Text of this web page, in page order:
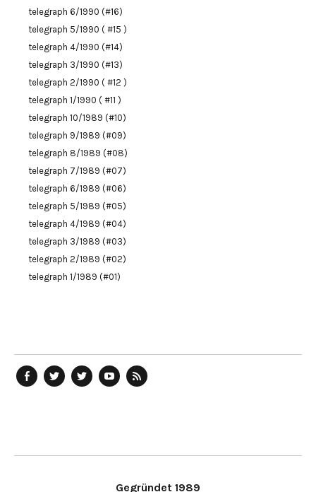
telegraph 6/1990 (#16)
telegraph 5/1990 ( #15 )
telegraph 4/1990 (#14)
telegraph 3/1990 (#13)
telegraph 2/1990 ( #12 )
telegraph 1/1990 ( #11 )
telegraph 10/1989 (#10)
telegraph 9/1989 (#09)
telegraph 8/1989 (#08)
telegraph 7/1989 (#07)
telegraph 6/1989 (#06)
telegraph 5/1989 (#05)
telegraph 4/1989 (#04)
telegraph 3/1989 (#03)
telegraph 2/1989 (#02)
telegraph 1/1989 (#01)
Gegründet 1989